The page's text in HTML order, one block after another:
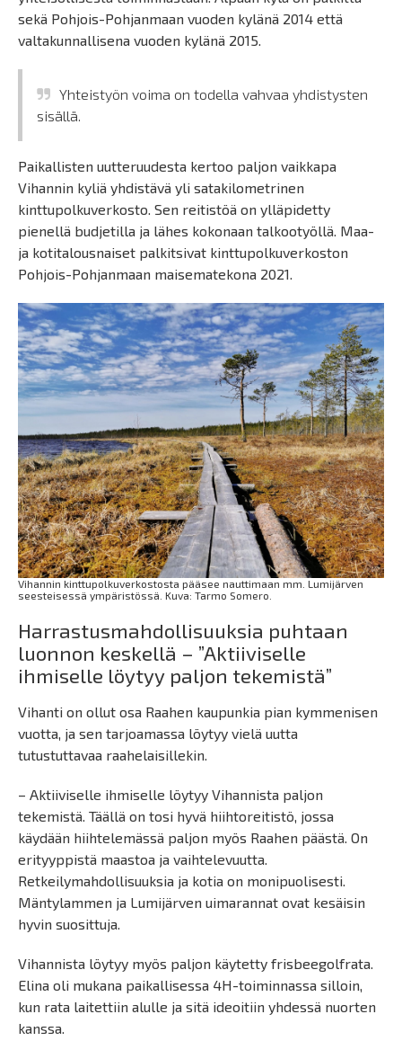
sekä Pohjois-Pohjanmaan vuoden kylänä 2014 että
valtakunnallisena vuoden kylänä 2015.
Yhteistyön voima on todella vahvaa yhdistysten
sisällä.
Paikallisten uutteruudesta kertoo paljon vaikkapa
Vihannin kyliä yhdistävä yli satakilometrinen
kinttupolkuverkosto. Sen reitistöä on ylläpidetty
pienellä budjetilla ja lähes kokonaan talkootyöllä. Maa-
ja kotitalousnaiset palkitsivat kinttupolkuverkoston
Pohjois-Pohjanmaan maisematekona 2021.
Vihannin kinttupolkuverkostosta pääsee nauttimaan mm. Lumijärven
seesteisessä ympäristössä. Kuva: Tarmo Somero.
Harrastusmahdollisuuksia puhtaan
luonnon keskellä – ”Aktiiviselle
ihmiselle löytyy paljon tekemistä”
Vihanti on ollut osa Raahen kaupunkia pian kymmenisen
vuotta, ja sen tarjoamassa löytyy vielä uutta
tutustuttavaa raahelaisillekin.
– Aktiiviselle ihmiselle löytyy Vihannista paljon
tekemistä. Täällä on tosi hyvä hiihtoreitistö, jossa
käydään hiihtelemässä paljon myös Raahen päästä. On
erityyppistä maastoa ja vaihtelevuutta.
Retkeilymahdollisuuksia ja kotia on monipuolisesti.
Mäntylammen ja Lumijärven uimarannat ovat kesäisin
hyvin suosittuja.
Vihannista löytyy myös paljon käytetty frisbeegolfrata.
Elina oli mukana paikallisessa 4H-toiminnassa silloin,
kun rata laitettiin alulle ja sitä ideoitiin yhdessä nuorten
kanssa.